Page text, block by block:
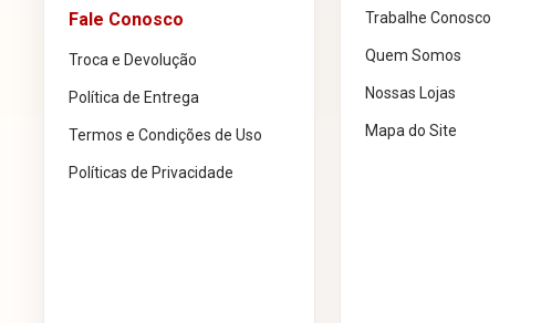
Fale Conosco
Troca e Devolução
Política de Entrega
Termos e Condições de Uso
Políticas de Privacidade
Trabalhe Conosco
Quem Somos
Nossas Lojas
Mapa do Site